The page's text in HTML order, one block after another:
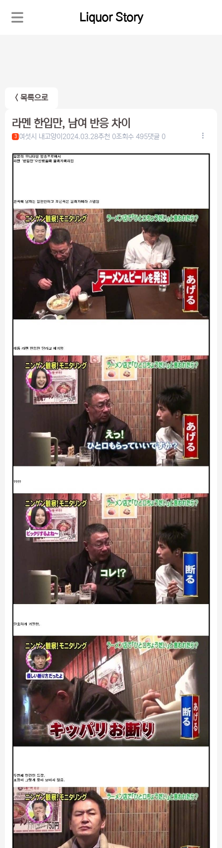
Liquor Story
< 목록으로
라멘 한입만, 남여 반응 차이
3 여섯시 내고양이 2024.03.28추천 0조회수 495댓글 0